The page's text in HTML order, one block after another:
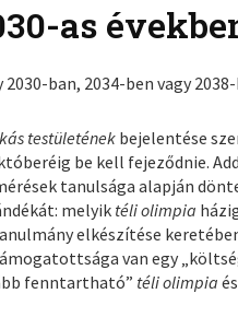
as
ban, 2034-ben vagy
testületének bejelentése
be kell fejeződnie.
tanulsága alapján
melyiktéli olimpia
elkészítése
van egy
fenntartható” téli olimpia